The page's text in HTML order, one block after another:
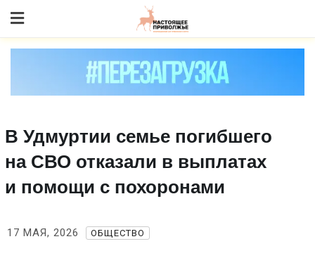
to content
В Удмуртии семье погибшего
на СВО отказали в выплатах
и помощи с похоронами
17 МАЯ, 2026 ОБЩЕСТВО